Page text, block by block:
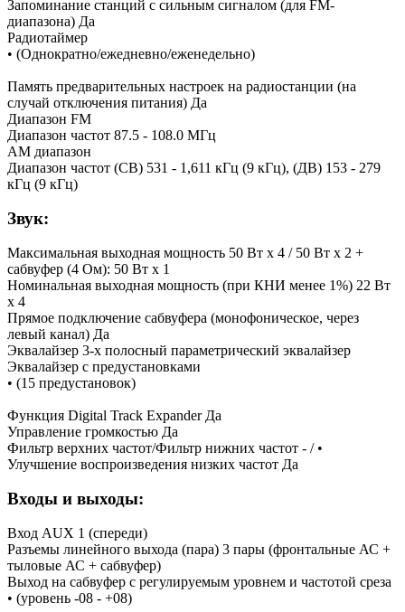
Запоминание станций с сильным сигналом (для FM-
диапазона) Да
Радиотаймер
• (Однократно/ежедневно/еженедельно)
Память предварительных настроек на радиостанции (на
случай отключения питания) Да
Диапазон FM
Диапазон частот 87.5 - 108.0 МГц
AM диапазон
Диапазон частот (СВ) 531 - 1,611 кГц (9 кГц), (ДВ) 153 - 279
кГц (9 кГц)
Звук:
Максимальная выходная мощность 50 Вт x 4 / 50 Вт x 2 +
сабвуфер (4 Ом): 50 Вт x 1
Номинальная выходная мощность (при КНИ менее 1%) 22 Вт
x 4
Прямое подключение сабвуфера (монофоническое, через
левый канал) Да
Эквалайзер 3-х полосный параметрический эквалайзер
Эквалайзер с предустановками
• (15 предустановок)
Функция Digital Track Expander Да
Управление громкостью Да
Фильтр верхних частот/Фильтр нижних частот - / •
Улучшение воспроизведения низких частот Да
Входы и выходы:
Вход AUX 1 (спереди)
Разъемы линейного выхода (пара) 3 пары (фронтальные АС +
тыловые АС + сабвуфер)
Выход на сабвуфер с регулируемым уровнем и частотой среза
• (уровень -08 - +08)